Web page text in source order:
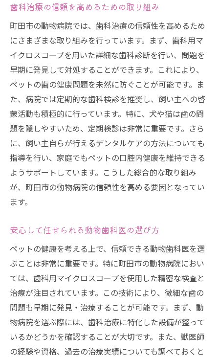
歯科治療の信頼を高めるための取り組み
町田市の動物病院では、歯科治療の信頼性を高めるため
にさまざまな取り組みを行っています。まず、歯科用マ
イクロスコープを用いた詳細な歯科診断を行い、問題を
早期に発見して対処することができます。これにより、
ペットの歯の健康問題を未然に防ぐことが可能です。ま
た、病院では定期的な歯科検診を推奨し、飼い主への啓
蒙活動も積極的に行っています。特に、犬や猫は歯の問
題を隠しやすいため、定期検診は非常に重要です。さら
に、飼い主自らが行えるデンタルケアの方法についても
指導を行い、家庭でもペットの口腔内健康を維持できる
ようサポートしています。こうした総合的な取り組み
が、町田市の動物病院の信頼性を高める要因となってい
ます。
安心して任せられる動物歯科医の選び方
ペットの健康を考える上で、信頼できる動物歯科医を選
ぶことは非常に重要です。特に町田市の動物病院におい
ては、歯科用マイクロスコープを使用した精密な検査と
治療が注目されています。この技術により、微細な歯の
問題も早期に発見・治療することが可能です。まず、動
物病院を選ぶ際には、歯科治療に特化した設備が整って
いるかどうかを確認することが大切です。また、獣医師
の経験や資格、過去の治療実績についても調べておくと